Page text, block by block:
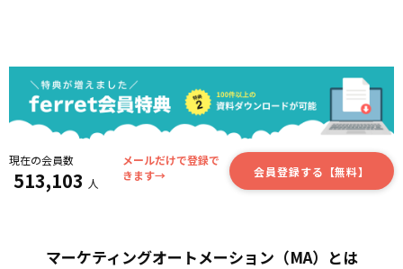
現在の会員数
513,103 人
メールだけで登録で
きます→
会員登録する【無料】
マーケティングオートメーション（MA）とは